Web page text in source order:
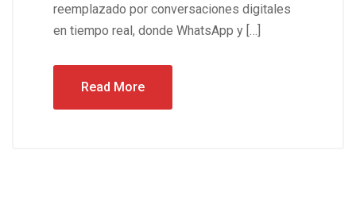
reemplazado por conversaciones digitales
en tiempo real, donde WhatsApp y […]
Read More